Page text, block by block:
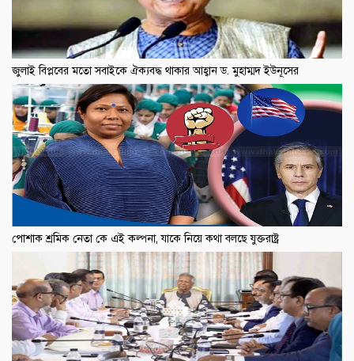
জুলাই বিপ্লবের মতো সবাইকে ঐক্যবদ্ধ থাকার আহ্বান ড. মুহাম্মদ ইউনূসের
পোশাক শ্রমিক নেতা কে এই কল্পনা, যাকে নিয়ে কথা বলছে যুক্তরাষ্ট্র